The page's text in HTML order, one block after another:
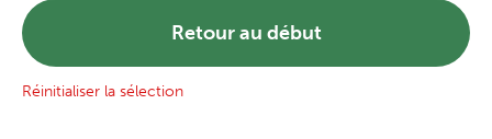
Retour au début
Réinitialiser la sélection